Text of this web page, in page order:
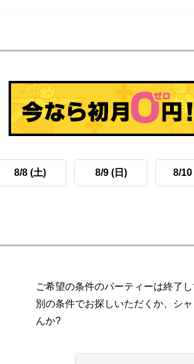
8/8 (土) 8/9 (日) 8/10
ご希望の条件のパーティーは終了し
別の条件でお探しいただくか、シ
んか?